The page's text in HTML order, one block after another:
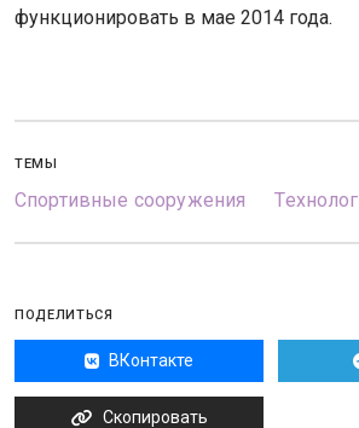
функционировать в мае 2014 года.
ТЕМЫ
Спортивные сооружения
ПОДЕЛИТЬСЯ
ВКонтакте
Скопировать